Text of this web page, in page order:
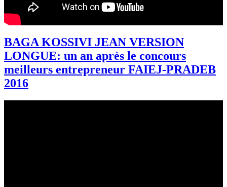
BAGA KOSSIVI JEAN VERSION
LONGUE: un an après le concours
meilleurs entrepreneur FAIEJ-PRADEB
2016